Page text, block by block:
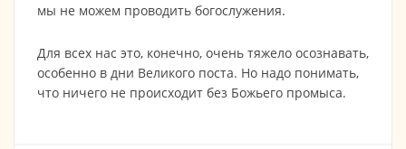
мы не можем проводить богослужения.
Для всех нас это, конечно, очень тяжело осознавать,
особенно в дни Великого поста. Но надо понимать,
что ничего не происходит без Божьего промыса.